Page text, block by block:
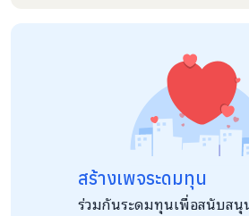
ของคนพิการ ทั้งทางด้านอาชีพ การจ้างงาน
ด้านสังคมและสวัสดิการตลอดจนการให้การสงเคราะห์
ต่อประมวลกฎหมายแพ่งและพาณิชย์ และพ
เรี่ยไร พ.ศ. 2487 แต่อย่างใด 9. ทั้งนี้ รายได้จากการดำเนินกิจการ
ของสมาคม จะไม่ใช้เป็นค่าตอบแทน ค่าจ้าง
สร้างเพจระดมทุน
ร่วมกันระดมทุนเพื่อสนับสนุ